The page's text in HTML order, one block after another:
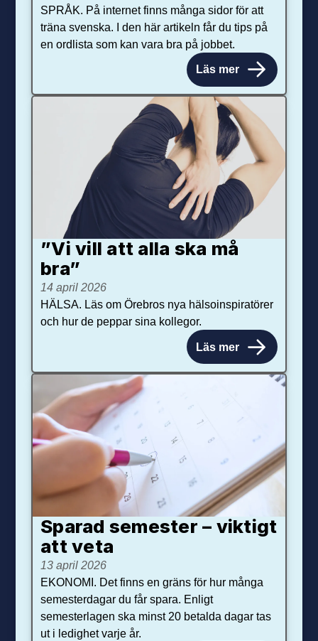
SPRÅK. På internet finns många sidor för att
träna svenska. I den här artikeln får du tips på
en ordlista som kan vara bra på jobbet.
Läs mer
”Vi vill att alla ska må
bra”
14 april 2026
HÄLSA. Läs om Örebros nya hälsoinspiratörer
och hur de peppar sina kollegor.
Läs mer
Sparad semester – viktigt
att veta
13 april 2026
EKONOMI. Det finns en gräns för hur många
semesterdagar du får spara. Enligt
semesterlagen ska minst 20 betalda dagar tas
ut i ledighet varje år.